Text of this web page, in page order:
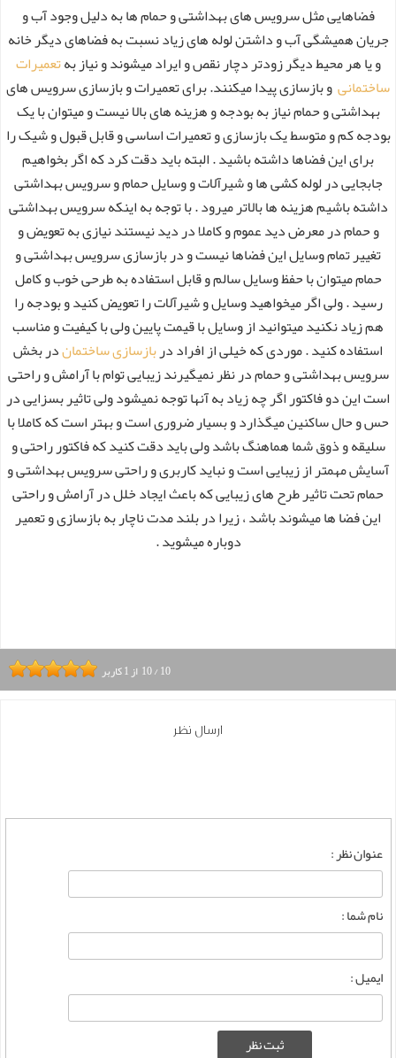
فضاهایی مثل سرویس های بهداشتی و حمام ها به دلیل وجود آب و
جریان همیشگی آب و داشتن لوله های زیاد نسبت به فضاهای دیگر خانه
و یا هر محیط دیگر زودتر دچار نقص و ایراد میشوند و نیاز بهتعمیرات
ساختمانیو بازسازی پیدا میکنند. برای تعمیرات و بازسازی سرویس های
بهداشتی و حمام نیاز به بودجه و هزینه های بالا نیست و میتوان با یک
بودجه کم و متوسط یک بازسازی و تعمیرات اساسی و قابل قبول و شیک را
برای این فضاها داشته باشید . البته باید دقت کرد که اگر بخواهیم
جابجایی در لوله کشی ها و شیرآلات و وسایل حمام و سرویس بهداشتی
داشته باشیم هزینه ها بالاتر میرود . با توجه به اینکه سرویس بهداشتی
و حمام در معرض دید عموم و کاملا در دید نیستند نیازی به تعویض و
تغییر تمام وسایل این فضاها نیست و در بازسازی سرویس بهداشتی و
حمام میتوان با حفظ وسایل سالم و قابل استفاده به طرحی خوب و کامل
رسید . ولی اگر میخواهید وسایل و شیرآلات را تعویض کنید و بودجه را
هم زیاد نکنید میتوانید از وسایل با قیمت پایین ولی با کیفیت و مناسب
استفاده کنید . موردی که خیلی از افراد دربازسازی ساختماندر بخش
سرویس بهداشتی و حمام در نظر نمیگیرند زیبایی توام با آرامش و راحتی
است این دو فاکتور اگر چه زیاد به آنها توجه نمیشود ولی تاثیر بسزایی در
حس و حال ساکنین میگذارد و بسیار ضروری است و بهتر است که کاملا با
سلیقه و ذوق شما هماهنگ باشد ولی باید دقت کنید که فاکتور راحتی و
آسایش مهمتر از زیبایی است و نباید کاربری و راحتی سرویس بهداشتی و
حمام تحت تاثیر طرح های زیبایی که باعث ایجاد خلل در آرامش و راحتی
این فضا ها میشوند باشد ، زیرا در بلند مدت ناچار به بازسازی و تعمیر
دوباره میشوید .
10/10 از1کاربر
ارسال نظر
عنوان نظر :
نام شما :
ایمیل :